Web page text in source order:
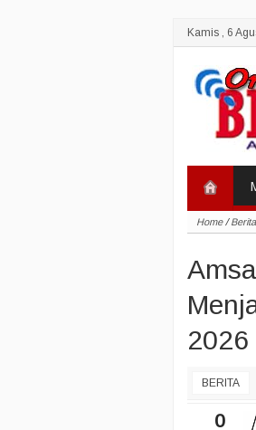
Kamis , 6
Home/Berita
2026
BERITA
0